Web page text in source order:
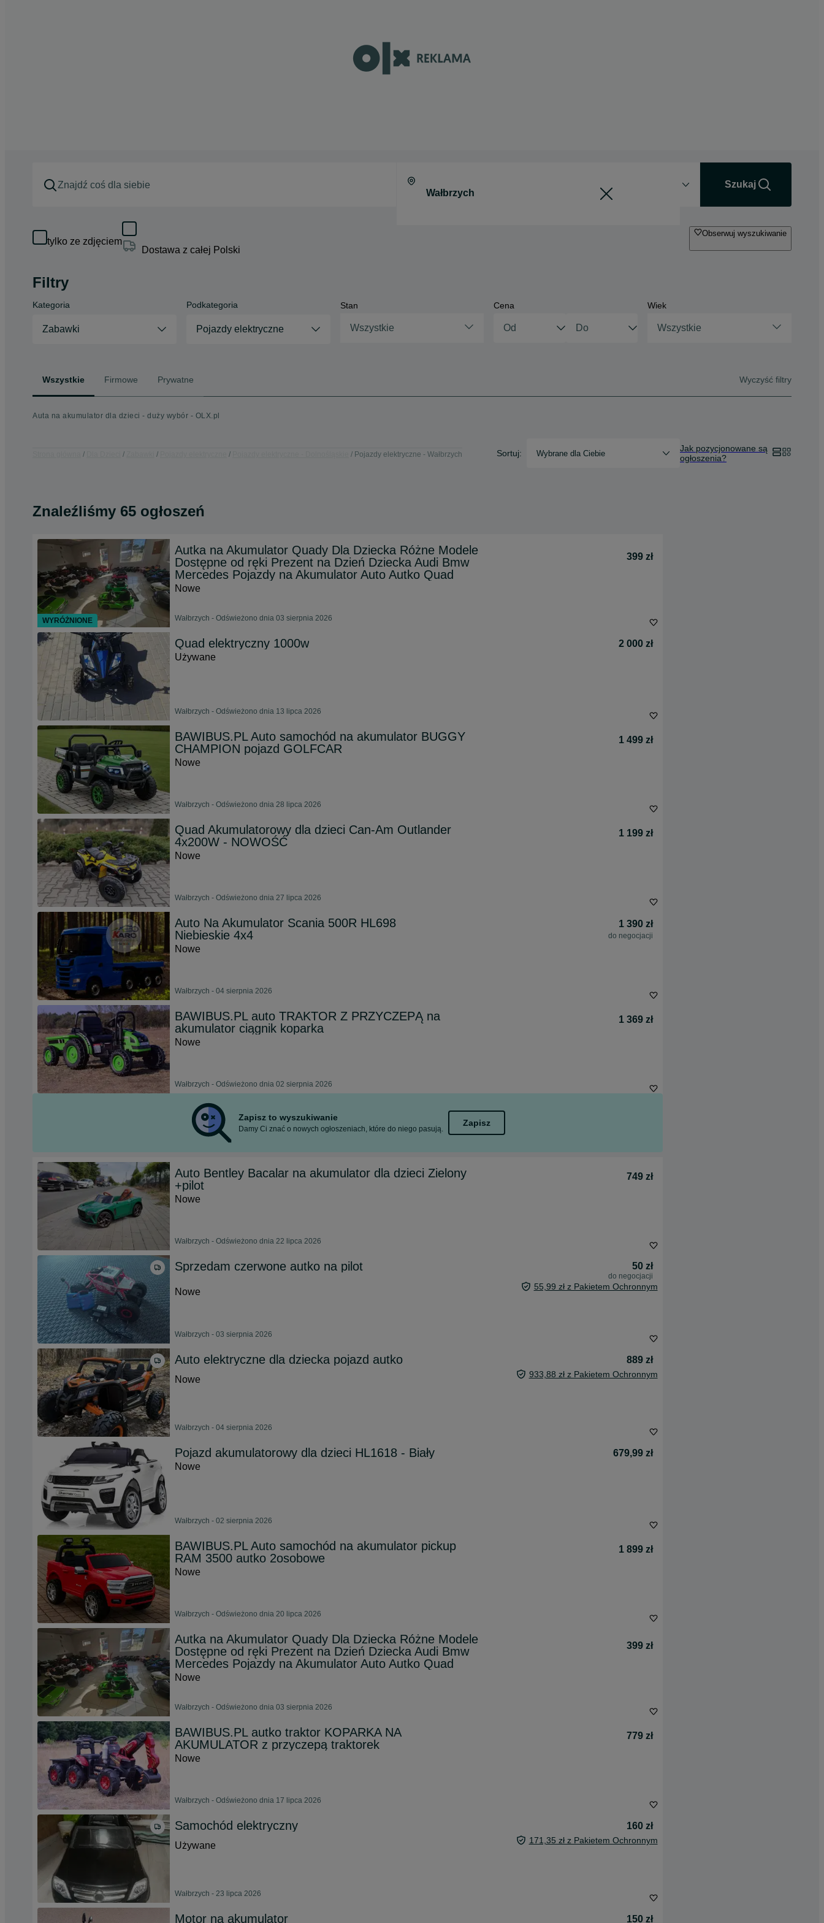
Szukaj
tylko ze zdjęciem
Dostawa z całej Polski
Obserwuj wyszukiwanie
Filtry
Kategoria
Zabawki
Podkategoria
Pojazdy elektryczne
Stan
Wszystkie
Cena Wiek
Wszystkie
Wszystkie Firmowe Prywatne Wyczyść filtry
Auta na akumulator dla dzieci - duży wybór - OLX.pl
Pojazdy elektryczne - Wałbrzych Sortuj: Wybrane dla Ciebie
Jak pozycjonowane są
ogłoszenia?
Znaleźliśmy 65 ogłoszeń
Autka na Akumulator Quady Dla Dziecka Różne Modele
Dostępne od ręki Prezent na Dzień Dziecka Audi Bmw
Mercedes Pojazdy na Akumulator Auto Autko Quad
399 zł
Nowe
Wałbrzych - Odświeżono dnia 03 sierpnia 2026
Quad elektryczny 1000w
2 000 zł
Używane
Wałbrzych - Odświeżono dnia 13 lipca 2026
BAWIBUS.PL Auto samochód na akumulator BUGGY
CHAMPION pojazd GOLFCAR
1 499 zł
Nowe
Wałbrzych - Odświeżono dnia 28 lipca 2026
Quad Akumulatorowy dla dzieci Can-Am Outlander
4x200W - NOWOŚĆ
1 199 zł
Nowe
Wałbrzych - Odświeżono dnia 27 lipca 2026
Auto Na Akumulator Scania 500R HL698
Niebieskie 4x4
1 390 zł
do negocjacji
Nowe
Wałbrzych - 04 sierpnia 2026
BAWIBUS.PL auto TRAKTOR Z PRZYCZEPĄ na
akumulator ciągnik koparka
1 369 zł
Nowe
Wałbrzych - Odświeżono dnia 02 sierpnia 2026
Zapisz to wyszukiwanie
Damy Ci znać o nowych ogłoszeniach, które do niego pasują.
Zapisz
Auto Bentley Bacalar na akumulator dla dzieci Zielony
+pilot
749 zł
Nowe
Wałbrzych - Odświeżono dnia 22 lipca 2026
Sprzedam czerwone autko na pilot 50 zł
do negocjacji
Nowe 55,99 zł z Pakietem Ochronnym
Wałbrzych - 03 sierpnia 2026
Auto elektryczne dla dziecka pojazd autko
889 zł
Nowe
933,88 zł z Pakietem Ochronnym
Wałbrzych - 04 sierpnia 2026
Pojazd akumulatorowy dla dzieci HL1618 - Biały
679,99 zł
Nowe
Wałbrzych - 02 sierpnia 2026
BAWIBUS.PL Auto samochód na akumulator pickup
RAM 3500 autko 2osobowe
1 899 zł
Nowe
Wałbrzych - Odświeżono dnia 20 lipca 2026
Autka na Akumulator Quady Dla Dziecka Różne Modele
Dostępne od ręki Prezent na Dzień Dziecka Audi Bmw
Mercedes Pojazdy na Akumulator Auto Autko Quad
399 zł
Nowe
Wałbrzych - Odświeżono dnia 03 sierpnia 2026
BAWIBUS.PL autko traktor KOPARKA NA
AKUMULATOR z przyczepą traktorek
779 zł
Nowe
Wałbrzych - Odświeżono dnia 17 lipca 2026
Samochód elektryczny
160 zł
Używane
171,35 zł z Pakietem Ochronnym
Wałbrzych - 23 lipca 2026
Motor na akumulator 150 zł
WYRÓŻNIONE